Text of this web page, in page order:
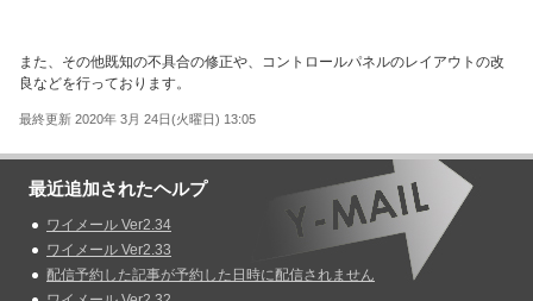
また、その他既知の不具合の修正や、コントロールパネルのレイアウトの改
良などを行っております。
最終更新 2020年 3月 24日(火曜日) 13:05
最近追加されたヘルプ
ワイメール Ver2.34
ワイメール Ver2.33
配信予約した記事が予約した日時に配信されません